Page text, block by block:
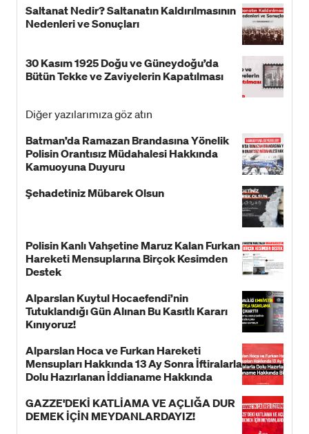
Saltanat Nedir? Saltanatın Kaldırılmasının
Nedenleri ve Sonuçları
30 Kasım 1925 Doğu ve Güneydoğu’da
Bütün Tekke ve Zaviyelerin Kapatılması
Diğer yazılarımıza göz atın
Batman’da Ramazan Brandasına Yönelik
Polisin Orantısız Müdahalesi Hakkında
Kamuoyuna Duyuru
Şehadetiniz Mübarek Olsun
Polisin Kanlı Vahşetine Maruz Kalan Furkan
Hareketi Mensuplarına Birçok Kesimden
Destek
Alparslan Kuytul Hocaefendi’nin
Tutuklandığı Gün Alınan Bu Kasıtlı Kararı
Kınıyoruz!
Alparslan Hoca ve Furkan Hareketi
Mensupları Hakkında 13 Ay Sonra İftiralarla
Dolu Hazırlanan İddianame Hakkında
GAZZE'DEKİ KATLİAMA VE AÇLIĞA DUR
DEMEK İÇİN MEYDANLARDAYIZ!